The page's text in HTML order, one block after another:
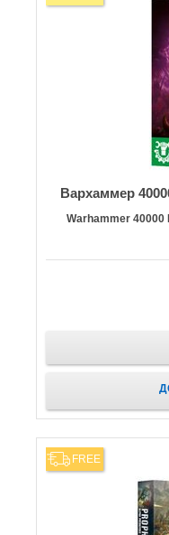
Вархаммер
Warhammer 40000
FREE